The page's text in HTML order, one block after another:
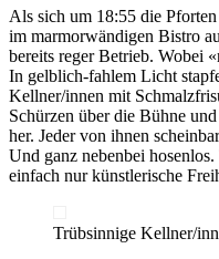
Als sich um 18:55 die
im marmorwändigen Bistro
bereits reger Betrieb. Wobei
In gelblich-fahlem Licht
Kellner/innen mit
Schürzen über die Bühne
her. Jeder von ihnen
Und ganz nebenbei
einfach nur künstlerische
Trübsinnige Kellner/